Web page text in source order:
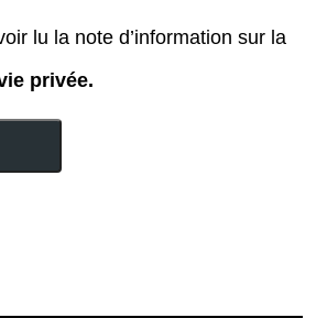
lu la note d’information sur la
privée.